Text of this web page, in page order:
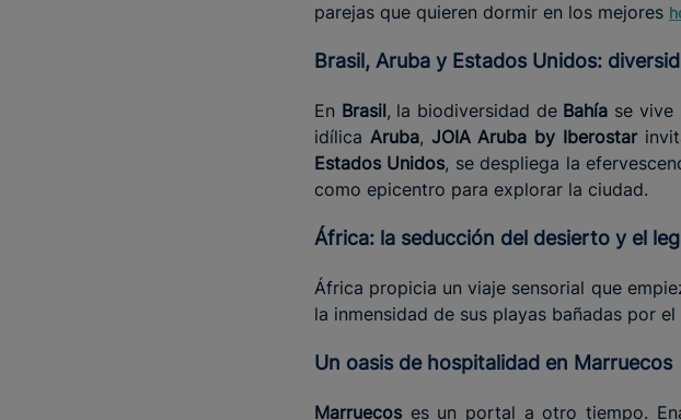
parejas que quieren dormir en los mejores
Brasil, Aruba y Estados Unidos:
En Brasil, la biodiversidad de Bahía se vive
idílica Aruba, JOIA Aruba by Iberostar
Estados Unidos, se despliega la
como epicentro para explorar la ciudad.
África: a seducción del desierto y el
África propicia un viaje sensorial que
la inmensidad de sus playas bañadas por el
Un oasis de hospitalidad en Marruecos
Marruecos es un portal a otro tiempo.